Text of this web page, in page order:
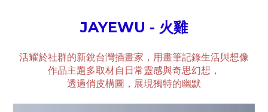
JAYEWU - 火雞
活耀於社群的新銳台灣插畫家，用畫筆記錄生活與想像
作品主題多取材自日常靈感與奇思幻想，
透過俏皮構圖，展現獨特的幽默